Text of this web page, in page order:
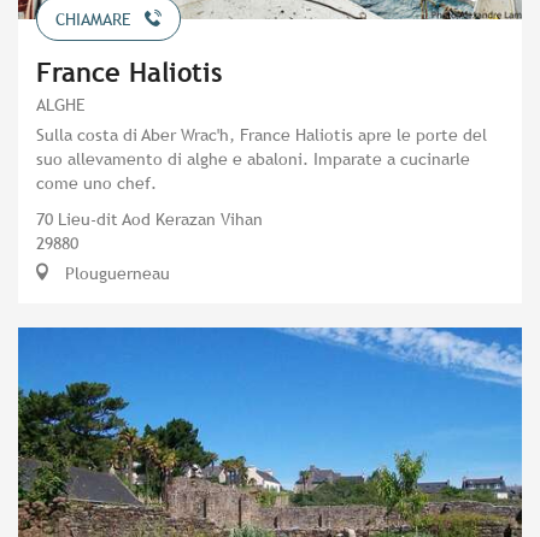
CHIAMARE
France Haliotis
ALGHE
Sulla costa di Aber Wrac'h, France Haliotis apre le porte del
suo allevamento di alghe e abaloni. Imparate a cucinarle
come uno chef.
70 Lieu-dit Aod Kerazan Vihan
29880
Plouguerneau